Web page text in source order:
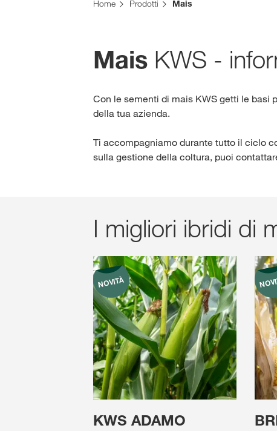
Home Prodotti Mais
Mais KWS -
Con le sementi di mais KWS getti le basi
della tua azienda.
Ti accompagniamo durante tutto il ciclo
sulla gestione della coltura, puoi
I migliori ibridi di
KWS ADAMO